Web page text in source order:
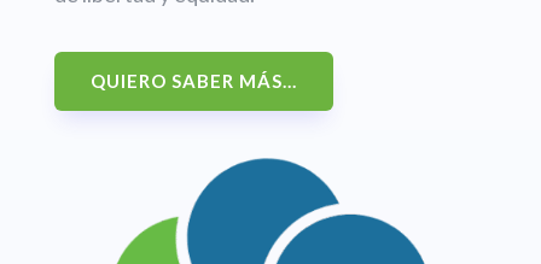
QUIERO SABER MÁS...